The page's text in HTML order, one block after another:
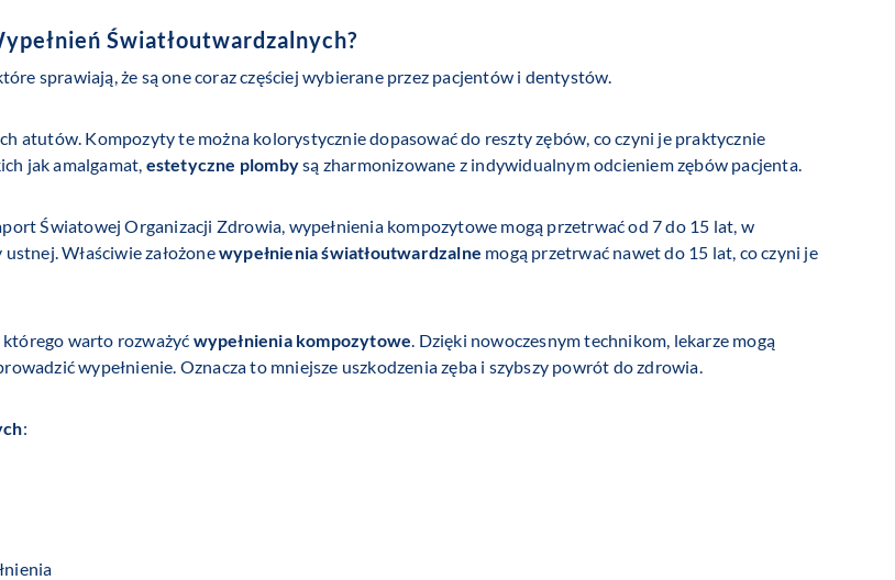
Światłoutwardzalnych?
sprawiają, że są one coraz częściej wybierane przez pacjentów i dentystów.
atutów. Kompozyty te można kolorystycznie dopasować do reszty zębów, co czyni je praktycznie
jak amalgamat, estetyczne plombysą zharmonizowane z indywidualnym odcieniem zębów pacjenta.
Światowej Organizacji Zdrowia, wypełnienia kompozytowe mogą przetrwać od 7 do 15 lat, w
Właściwie założonewypełnienia światłoutwardzalne mogą przetrwać nawet do 15 lat, co czyni je
warto rozważyć wypełnienia kompozytowe . Dzięki nowoczesnym technikom, lekarze mogą
wypełnienie. Oznacza to mniejsze uszkodzenia zęba i szybszy powrót do zdrowia.
: